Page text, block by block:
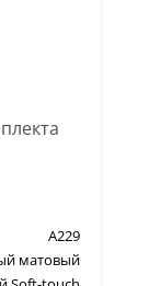
A229
матовый